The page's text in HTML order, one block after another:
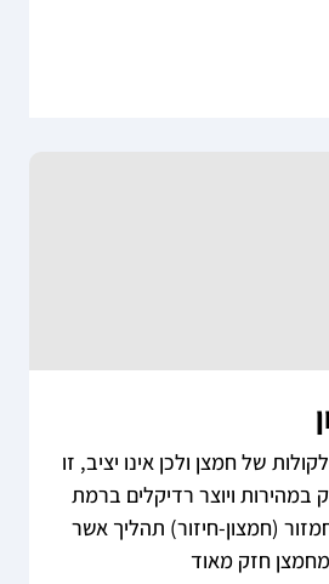
של חמצן ולכן אינו יציב, זו
ויוצר רדיקלים ברמת
חמזור (חמצון-חיזור) תהליך אשר
חזק מאוד